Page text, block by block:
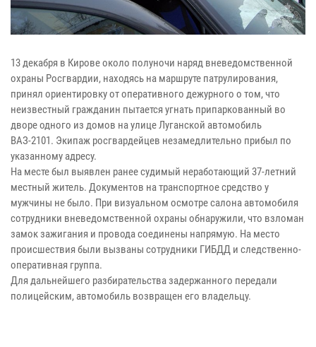
13 декабря в Кирове около полуночи наряд вневедомственной
охраны Росгвардии, находясь на маршруте патрулирования,
принял ориентировку от оперативного дежурного о том, что
неизвестный гражданин пытается угнать припаркованный во
дворе одного из домов на улице Луганской автомобиль
ВАЗ-2101. Экипаж росгвардейцев незамедлительно прибыл по
указанному адресу.
На месте был выявлен ранее судимый неработающий 37-летний
местный житель. Документов на транспортное средство у
мужчины не было. При визуальном осмотре салона автомобиля
сотрудники вневедомственной охраны обнаружили, что взломан
замок зажигания и провода соединены напрямую. На место
происшествия были вызваны сотрудники ГИБДД и следственно-
оперативная группа.
Для дальнейшего разбирательства задержанного передали
полицейским, автомобиль возвращен его владельцу.